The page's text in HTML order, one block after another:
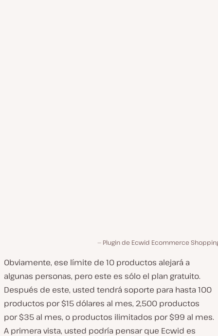
Plugin de Ecwid Ecommerce
Obviamente, ese límite de 10 productos alejará a
algunas personas, pero este es sólo el plan gratuito.
Después de este, usted tendrá soporte para hasta 100
productos por $15 dólares al mes, 2,500 productos
por $35 al mes, o productos ilimitados por $99 al mes.
A primera vista, usted podría pensar que Ecwid es